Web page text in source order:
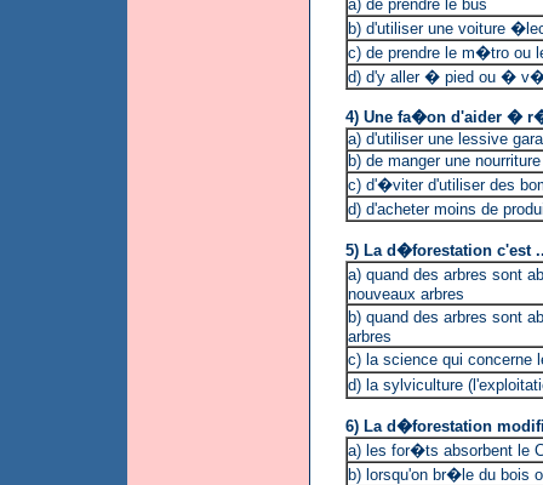
a) de prendre le bus
b) d'utiliser une voiture
c) de prendre le m�tro ou
d) d'y aller � pied ou �
4) Une fa�on d'aider �
a) d'utiliser une lessive
b) de manger une
c) d'�viter d'utiliser des
d) d'acheter moins de
5) La d�forestation c'est
a) quand des arbres sont
nouveaux arbres
b) quand des arbres sont
arbres
c) la science qui concerne
d) la sylviculture
6) La d�forestation
a) les for�ts absorbent le
b) lorsqu'on br�le du bois